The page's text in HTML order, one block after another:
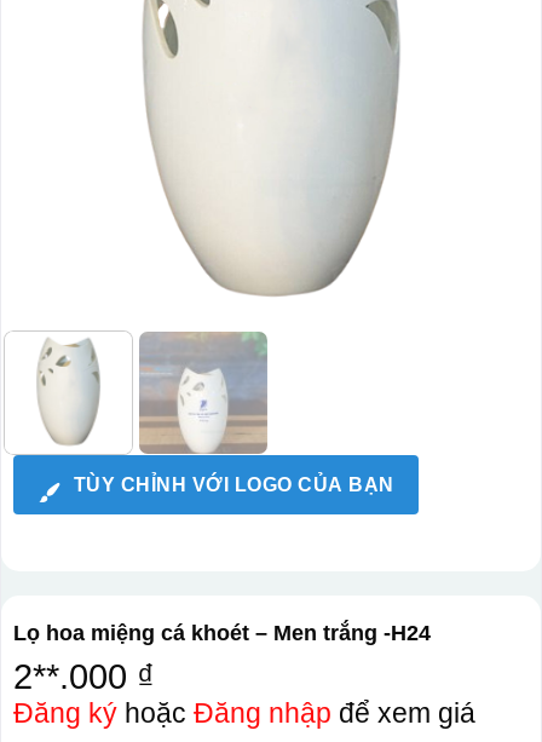
TÙY CHỈNH VỚI LOGO CỦA BẠN
Lọ hoa miệng cá khoét – Men trắng -H24
2**.000 ₫
Đăng kýhoặc Đăng nhập để xem giá